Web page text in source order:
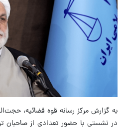
به گزارش مرکز رسانه قوه قضائیه،
در نشستی با حضور تعدادی از